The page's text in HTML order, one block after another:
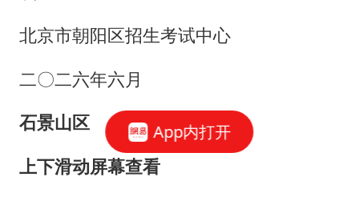
北京市朝阳区招生考试中心
二〇二六年六月
石景山区
上下滑动屏幕查看
App内打开